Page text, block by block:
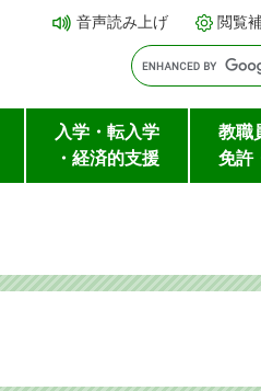
音声読み上げ 閲覧
入学・転入学
・経済的支援
教職
免許